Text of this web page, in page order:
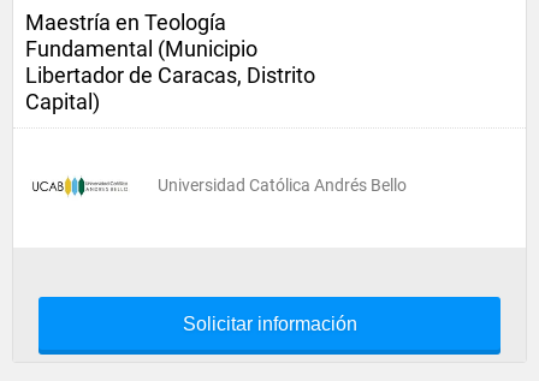
Maestría en Teología
Fundamental (Municipio
Libertador de Caracas, Distrito
Capital)
Universidad Católica Andrés Bello
Solicitar información